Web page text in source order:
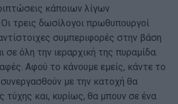
κάποιων λίγων
τρεις δωσίλογοι πρωθυπουργοί
συμπεριφορές στην βάση
σε όλη την ιεραρχική της πυραμίδα.
Αφού το κάνουμε εμείς, κάντε το
συνεργασθούν με την κατοχή θα
τύχης και, κυρίως, θα μπουν σε ένα